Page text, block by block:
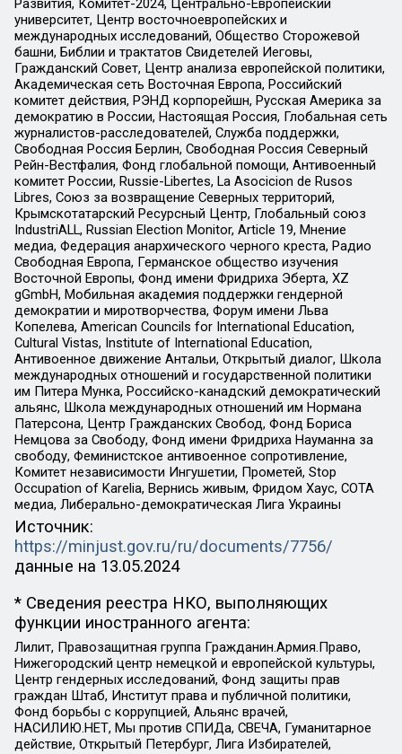
Развития, Комитет-2024, Центрально-Европейский
университет, Центр восточноевропейских и
международных исследований, Общество Сторожевой
башни, Библии и трактатов Свидетелей Иеговы,
Гражданский Совет, Центр анализа европейской политики,
Академическая сеть Восточная Европа, Российский
комитет действия, РЭНД корпорейшн, Русская Америка за
демократию в России, Настоящая Россия, Глобальная сеть
журналистов-расследователей, Служба поддержки,
Свободная Россия Берлин, Свободная Россия Северный
Рейн-Вестфалия, Фонд глобальной помощи, Антивоенный
комитет России, Russie-Libertes, La Asocicion de Rusos
Libres, Союз за возвращение Северных территорий,
Крымскотатарский Ресурсный Центр, Глобальный союз
IndustriALL, Russian Election Monitor, Article 19, Мнение
медиа, Федерация анархического черного креста, Радио
Свободная Европа, Германское общество изучения
Восточной Европы, Фонд имени Фридриха Эберта, XZ
gGmbH, Мобильная академия поддержки гендерной
демократии и миротворчества, Форум имени Льва
Копелева, American Councils for International Education,
Cultural Vistas, Institute of International Education,
Антивоенное движение Антальи, Открытый диалог, Школа
международных отношений и государственной политики
им Питера Мунка, Российско-канадский демократический
альянс, Школа международных отношений им Нормана
Патерсона, Центр Гражданских Свобод, Фонд Бориса
Немцова за Свободу, Фонд имени Фридриха Науманна за
свободу, Феминистское антивоенное сопротивление,
Комитет независимости Ингушетии, Прометей, Stop
Occupation of Karelia, Вернись живым, Фридом Хаус, СОТА
медиа, Либерально-демократическая Лига Украины
Источник:
https://minjust.gov.ru/ru/documents/7756/
данные на 13.05.2024
* Сведения реестра НКО, выполняющих
функции иностранного агента:
Лилит, Правозащитная группа Гражданин.Армия.Право,
Нижегородский центр немецкой и европейской культуры,
Центр гендерных исследований, Фонд защиты прав
граждан Штаб, Институт права и публичной политики,
Фонд борьбы с коррупцией, Альянс врачей,
НАСИЛИЮ.НЕТ, Мы против СПИДа, СВЕЧА, Гуманитарное
действие, Открытый Петербург, Лига Избирателей,